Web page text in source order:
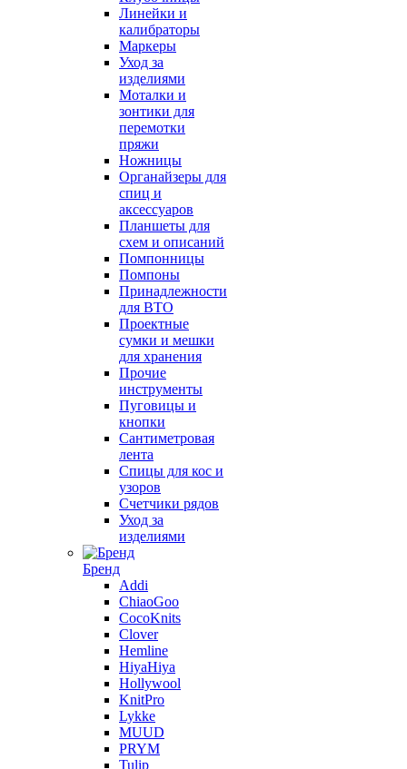
Линейки и
калибраторы
Маркеры
Уход за
изделиями
Моталки и
зонтики для
перемотки
пряжи
Ножницы
Органайзеры для
спиц и
аксессуаров
Планшеты для
схем и описаний
Помпонницы
Помпоны
Принадлежности
для ВТО
Проектные
сумки и мешки
для хранения
Прочие
инструменты
Пуговицы и
кнопки
Сантиметровая
лента
Спицы для кос и
узоров
Счетчики рядов
Уход за
изделиями
Бренд
Addi
ChiaoGoo
CocoKnits
Clover
Hemline
HiyaHiya
Hollywool
KnitPro
Lykke
MUUD
PRYM
Tulip